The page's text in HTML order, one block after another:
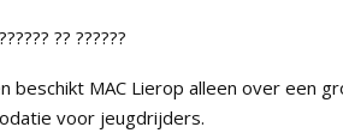
?? ??????
beschikt MAC Lierop alleen over een
voor jeugdrijders.